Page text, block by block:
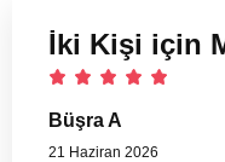
İki Kişi için
Büşra A
21 Haziran 2026